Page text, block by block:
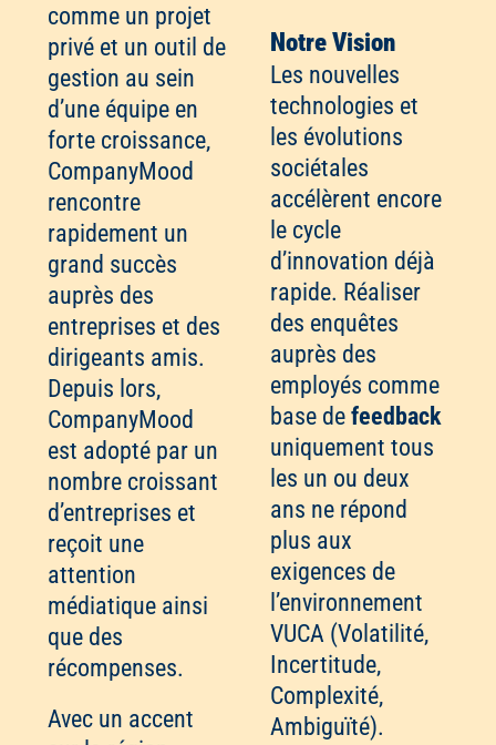
comme un projet
privé et un outil de
gestion au sein
d’une équipe en
forte croissance,
CompanyMood
rencontre
rapidement un
grand succès
auprès des
entreprises et des
dirigeants amis.
Depuis lors,
CompanyMood
est adopté par un
nombre croissant
d’entreprises et
reçoit une
attention
médiatique ainsi
que des
récompenses.
Avec un accent
Notre Vision
Les nouvelles
technologies et
les évolutions
sociétales
accélèrent encore
le cycle
d’innovation déjà
rapide. Réaliser
des enquêtes
auprès des
employés comme
base de feedback
uniquement tous
les un ou deux
ans ne répond
plus aux
exigences de
l’environnement
VUCA (Volatilité,
Incertitude,
Complexité,
Ambiguïté).